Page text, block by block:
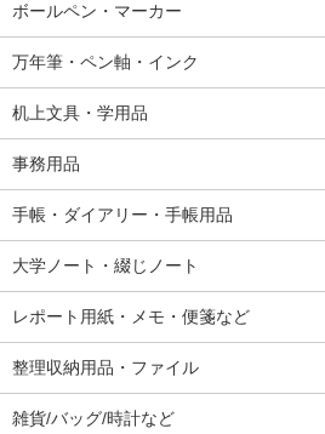
ボールペン・マーカー
万年筆・ペン軸・インク
机上文具・学用品
事務用品
手帳・ダイアリー・手帳用品
大学ノート・綴じノート
レポート用紙・メモ・便箋など
整理収納用品・ファイル
雑貨/バッグ/時計など